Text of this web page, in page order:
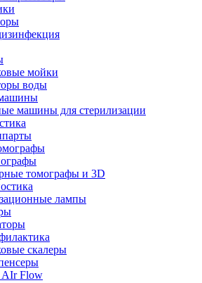
мойки
воды
машины для стерилизации
томографы и 3D
лампы
скалеры
Flow